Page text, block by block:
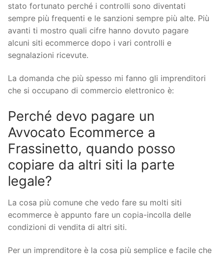
stato fortunato perché i controlli sono diventati
sempre più frequenti e le sanzioni sempre più alte. Più
avanti ti mostro quali cifre hanno dovuto pagare
alcuni siti ecommerce dopo i vari controlli e
segnalazioni ricevute.
La domanda che più spesso mi fanno gli imprenditori
che si occupano di commercio elettronico è:
Perché devo pagare un
Avvocato Ecommerce a
Frassinetto, quando posso
copiare da altri siti la parte
legale?
La cosa più comune che vedo fare su molti siti
ecommerce è appunto fare un copia-incolla delle
condizioni di vendita di altri siti.
Per un imprenditore è la cosa più semplice e facile che